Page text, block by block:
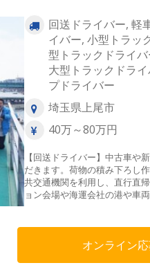
回送ドライバー, 軽
イバー, 小型トラッ
型トラックドライ
大型トラックドラ
プドライバー
埼玉県上尾市
40万～80万円
【回送ドライバー】中古車や
だきます。荷物の積み下ろし
共交通機関を利用し、直行直
ョン会場や海運会社の港や車
ど[仕事の流れ]公共交通機関
のみ）＜東京都＞23区内、八
市、さいたま市、川口市、春
市、深谷市、鴻巣市、日高市
オンライン